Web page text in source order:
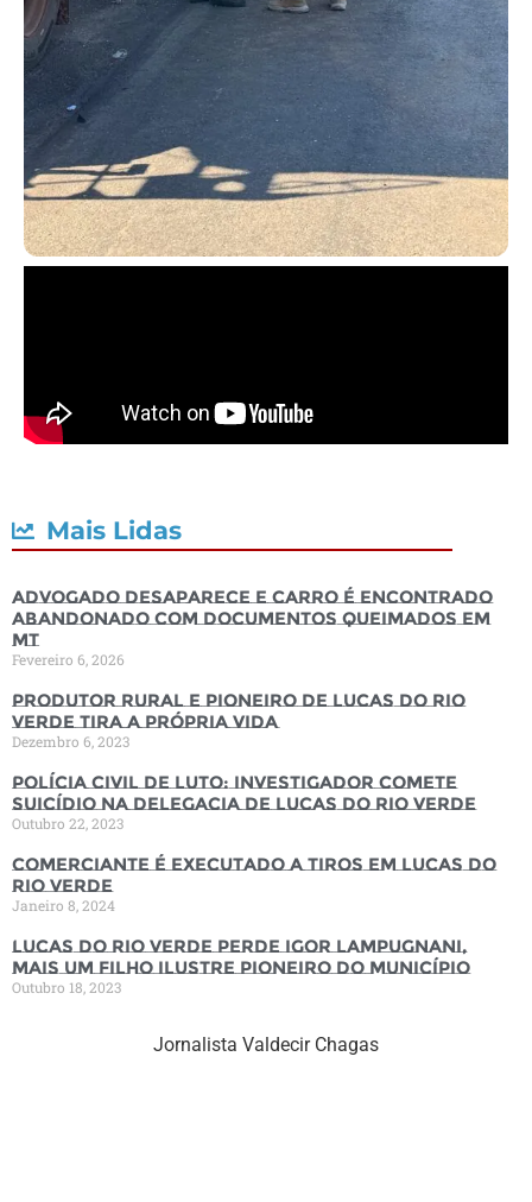
Mais Lidas
Advogado desaparece e carro é encontrado
abandonado com documentos queimados em
MT
Fevereiro 6, 2026
Produtor rural e pioneiro de Lucas do Rio
Verde tira a própria vida
Dezembro 6, 2023
Polícia Civil de luto: Investigador comete
suicídio na Delegacia de Lucas do Rio Verde
Outubro 22, 2023
Comerciante é executado a tiros em Lucas do
Rio Verde
Janeiro 8, 2024
Lucas do Rio Verde perde Igor Lampugnani,
mais um filho ilustre pioneiro do município
Outubro 18, 2023
Jornalista Valdecir Chagas